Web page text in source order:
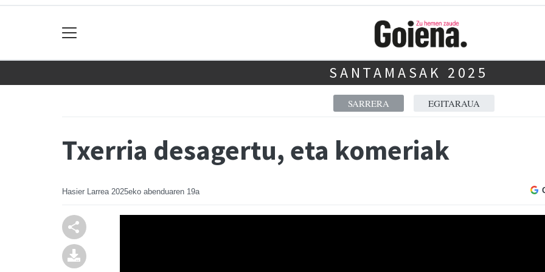
SANTAMASAK 2025
SARRERA EGITARAUA
Txerria desagertu, eta komeriak
Hasier Larrea 2025eko abenduaren 19a